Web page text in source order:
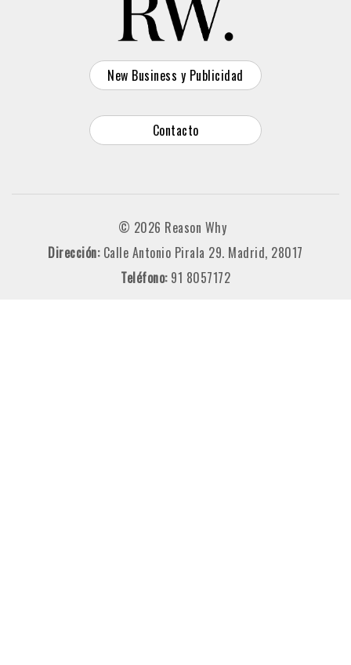
New Business y Publicidad
Contacto
© 2026 Reason Why
Dirección: Calle Antonio Pirala 29. Madrid, 28017
Teléfono: 91 8057172